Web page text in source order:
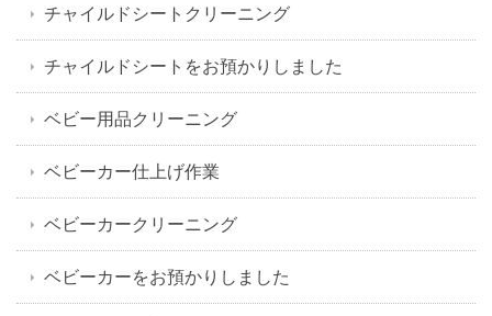
チャイルドシートクリーニング
チャイルドシートをお預かりしました
ベビー用品クリーニング
ベビーカー仕上げ作業
ベビーカークリーニング
ベビーカーをお預かりしました